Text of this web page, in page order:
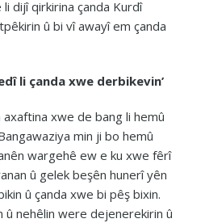
dijî qirkirina çanda Kurdî
û bi vî awayî em çanda
li çanda xwe derbikevin’
xwe de bang li hemû
min ji bo hemû
wargehê ew e ku xwe fêrî
û gelek beşên hunerî yên
û çanda xwe bi pêş bixin.
û nehêlin were dejenerekirin û